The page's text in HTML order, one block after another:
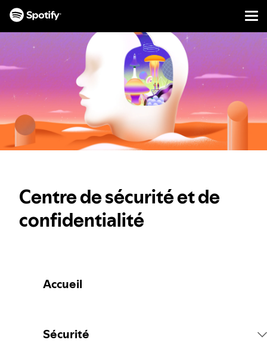
AU
CONTENU
Centre de sécurité et de
confidentialité
Accueil
Sécurité